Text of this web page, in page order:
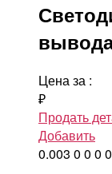
Цена за :
₽
Продать
Добавить
0.003 0 0 0 0